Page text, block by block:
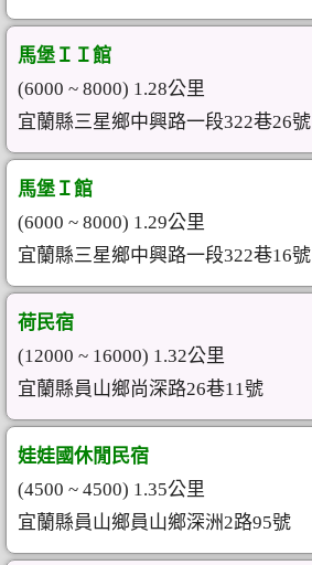
馬堡ＩＩ館
(6000 ~ 8000) 1.28公里
宜蘭縣三星鄉中興路一段322巷26號
馬堡Ｉ館
(6000 ~ 8000) 1.29公里
宜蘭縣三星鄉中興路一段322巷16號
荷民宿
(12000 ~ 16000) 1.32公里
宜蘭縣員山鄉尚深路26巷11號
娃娃國休閒民宿
(4500 ~ 4500) 1.35公里
宜蘭縣員山鄉員山鄉深洲2路95號